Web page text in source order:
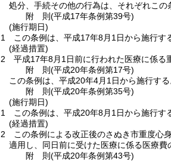
処分、手続その他の行為は、それぞれこの
附 則(平成17年条例第39号)
(施行期日)
1
この条例は、平成17年8月1日から施行す
(経過措置)
2
平成17年8月1日前に行われた医療に係る
附 則(平成20年条例第17号)
この条例は、平成20年4月1日から施行する
附 則(平成20年条例第35号)
(施行期日)
1
この条例は、平成20年8月1日から施行す
(経過措置)
2
この条例による改正後のさぬき市重度心
適用し、同日前に受けた医療に係る医療費
附 則(平成20年条例第43号)